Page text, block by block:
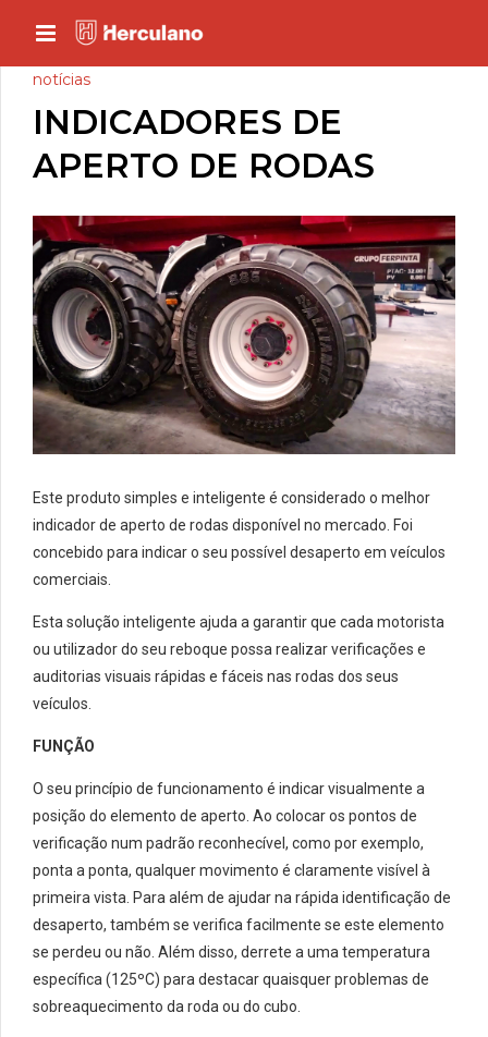
notícias
INDICADORES DE
APERTO DE RODAS
Este produto simples e inteligente é considerado o melhor
indicador de aperto de rodas disponível no mercado. Foi
concebido para indicar o seu possível desaperto em veículos
comerciais.
Esta solução inteligente ajuda a garantir que cada motorista
ou utilizador do seu reboque possa realizar verificações e
auditorias visuais rápidas e fáceis nas rodas dos seus
veículos.
FUNÇÃO
O seu princípio de funcionamento é indicar visualmente a
posição do elemento de aperto. Ao colocar os pontos de
verificação num padrão reconhecível, como por exemplo,
ponta a ponta, qualquer movimento é claramente visível à
primeira vista. Para além de ajudar na rápida identificação de
desaperto, também se verifica facilmente se este elemento
se perdeu ou não. Além disso, derrete a uma temperatura
específica (125ºC) para destacar quaisquer problemas de
sobreaquecimento da roda ou do cubo.